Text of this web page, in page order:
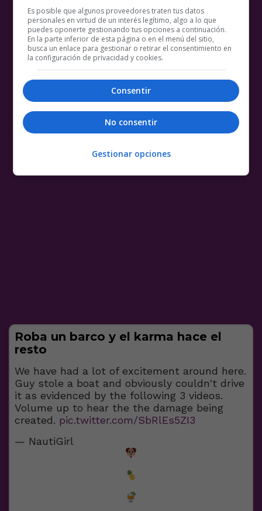
Roba un barco y el karma hace el
resto
We have had a lot of excitement around here.
Guy stole a boat and obviously couldn't drive
it as evidenced by the following 3 videos.
Volume up to hear the the damage being
created. pic.twitter.com/SbRlEs5ZI3
— NautiGirl
Es posible que algunos proveedores traten tus datos
personales en virtud de un interés legítimo, algo a lo que
puedes oponerte gestionando tus opciones a continuación.
En la parte inferior de esta página o en el menú del sitio,
busca un enlace para gestionar o retirar el consentimiento en
la configuración de privacidad y cookies.
Consentir
No consentir
Gestionar opciones